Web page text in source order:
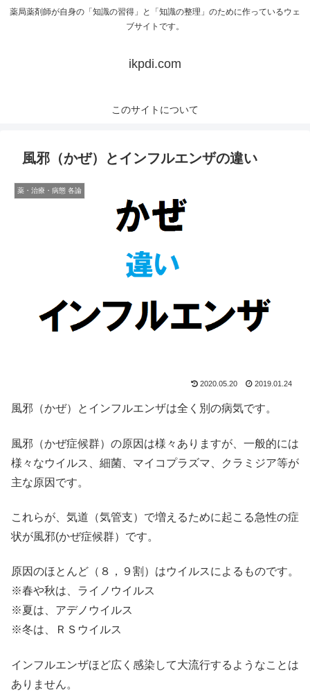
薬局薬剤師が自身の「知識の習得」と「知識の整理」のために作っているウェ
ブサイトです。
ikpdi.com
このサイトについて
風邪（かぜ）とインフルエンザの違い
薬・治療・病態 各論
2020.05.20 2019.01.24
風邪（かぜ）とインフルエンザは全く別の病気です。
風邪（かぜ症候群）の原因は様々ありますが、一般的には
様々なウイルス、細菌、マイコプラズマ、クラミジア等が
主な原因です。
これらが、気道（気管支）で増えるために起こる急性の症
状が風邪(かぜ症候群）です。
原因のほとんど（８，９割）はウイルスによるものです。
※春や秋は、ライノウイルス
※夏は、アデノウイルス
※冬は、ＲＳウイルス
インフルエンザほど広く感染して大流行するようなことは
ありません。